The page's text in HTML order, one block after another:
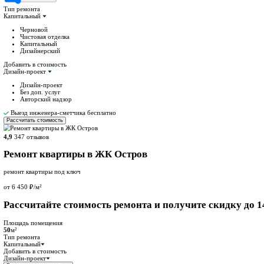
ЖК Balance
ЖК Митинский Лес
Смотреть все
Рассчитать смету
Ремонт квартиры в ЖК Остров
ремонт квартиры под ключ
от 6 450 ₽/м²
Рассчитайте стоимость ремонта и
Площадь помещения
Тип ремонта
Капитальный